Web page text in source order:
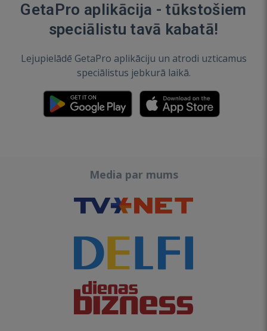
GetaPro aplikācija - tūkstošiem
speciālistu tavā kabatā!
Lejupielādē GetaPro aplikāciju un atrodi uzticamus
speciālistus jebkurā laikā.
Media par mums